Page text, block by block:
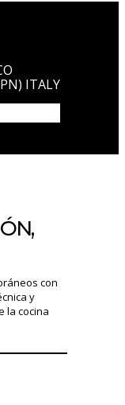
ITALY
con
y
la cocina